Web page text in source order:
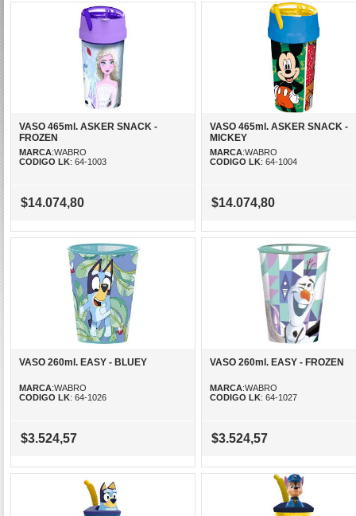
VASO 465ml. ASKER SNACK -
FROZEN
MARCA:WABRO
CODIGO LK: 64-1003
$14.074,80
VASO 465ml. ASKER SNACK -
MICKEY
MARCA:WABRO
CODIGO LK: 64-1004
$14.074,80
VASO 260ml. EASY - BLUEY
MARCA:WABRO
CODIGO LK: 64-1026
$3.524,57
VASO 260ml. EASY - FROZEN
MARCA:WABRO
CODIGO LK: 64-1027
$3.524,57